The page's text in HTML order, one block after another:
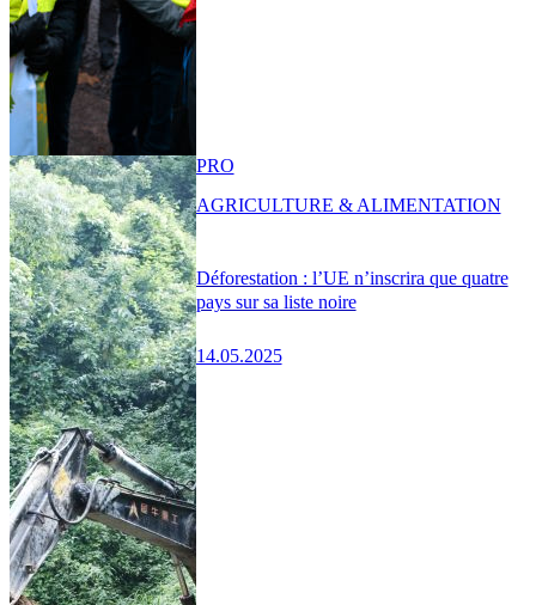
Déforestation : l’UE n’inscrira que quatre
pays sur sa liste noire
14.05.2025
PRO
AGRICULTURE & ALIMENTATION